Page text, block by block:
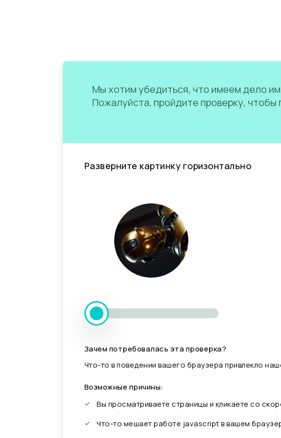
Мы хотим убедиться, что имеем дело
Пожалуйста, пройдите проверку, чтобы
Разверните картинку горизонтально
Зачем потребовалась эта проверка?
Что-то в поведении вашего браузера привлекло
Возможные причины:
Вы просматриваете страницы и кликаете со
Что-то мешает работе javascript в вашем